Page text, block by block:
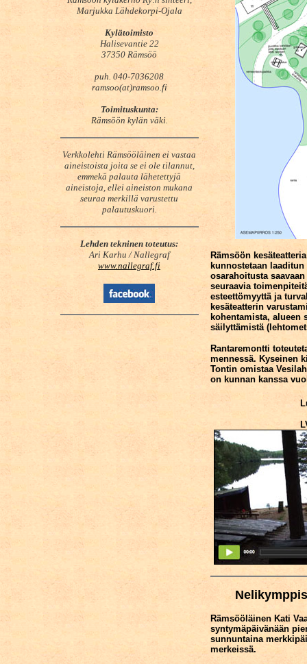
Marjukka Lähdekorpi-Ojala
Kylätoimisto
Halisevantie 22
37350 Rämsöö
puh. 040-7036208
ramsoo(at)ramsoo.fi
Toimituskunta:
Rämsöön kylän väki.
Verkkolehti Rämsööläinen ei vastaa
aineistoista joita se ei ole tilannut,
emmekä palauta lähetettyjä
aineistoja, ellei aineiston mukana
seuraa merkillä varustettu
palautuskuori.
Lehden tekninen toteutus:
Ari Karhu / Nallegraf
www.nallegraf.fi
Rämsöön
kunnostetaan
osarahoitusta
seuraavia
esteettömyyttä ja
kesäteatterin
kohentamista,
säilyttämistä
Rantaremontti
mennessä. Kyseinen
Tontin omistaa
on kunnan kanssa
Rämsööläinen Kati
syntymäpäivänään
sunnuntaina
merkeissä.